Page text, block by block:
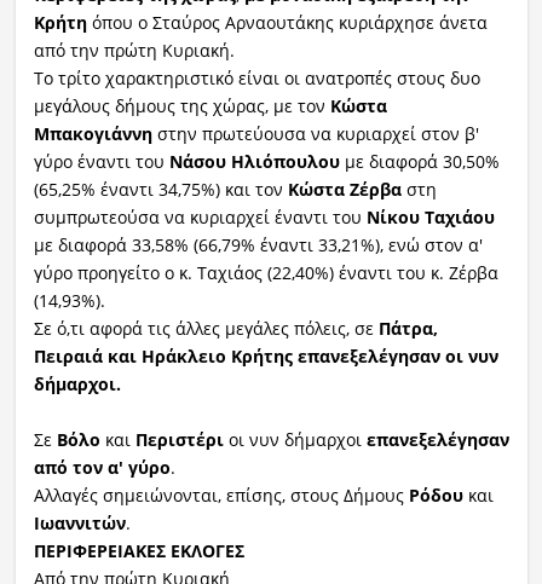
Κρήτηόπου ο Σταύρος Αρναουτάκης κυριάρχησε άνετα
από την πρώτη Κυριακή.
Το τρίτο χαρακτηριστικό είναι οι ανατροπές στους δυο
μεγάλους δήμους της χώρας, με τον Κώστα
Μπακογιάννηστην πρωτεύουσα να κυριαρχεί στον β'
γύρο έναντι του Νάσου Ηλιόπουλουμε διαφορά 30,50%
(65,25% έναντι 34,75%) και τον Κώστα Ζέρβαστη
συμπρωτεούσα να κυριαρχεί έναντι του Νίκου Ταχιάου
με διαφορά 33,58% (66,79% έναντι 33,21%), ενώ στον α'
γύρο προηγείτο ο κ. Ταχιάος (22,40%) έναντι του κ. Ζέρβα
(14,93%).
Σε ό,τι αφορά τις άλλες μεγάλες πόλεις, σε Πάτρα,
Πειραιά και Ηράκλειο Κρήτης επανεξελέγησαν οι νυν
δήμαρχοι.
Σε Βόλο και Περιστέριοι νυν δήμαρχοι επανεξελέγησαν
από τον α' γύρο.
Aλλαγές σημειώνονται, επίσης, στους Δήμους Ρόδουκαι
Ιωαννιτών.
ΠΕΡΙΦΕΡΕΙΑΚΕΣ ΕΚΛΟΓΕΣ
Από την πρώτη Κυριακή